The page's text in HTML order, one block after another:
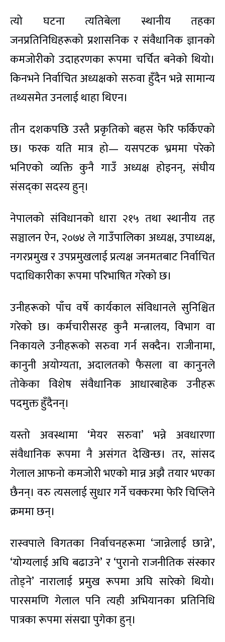
त्यो घटना त्यतिबेला स्थानीय तहका
जनप्रतिनिधिहरूको प्रशासनिक र संवैधानिक ज्ञानको
कमजोरीको उदाहरणका रूपमा चर्चित बनेको थियो।
किनभने निर्वाचित अध्यक्षको सरुवा हुँदैन भन्ने सामान्य
तथ्यसमेत उनलाई थाहा थिएन।
तीन दशकपछि उस्तै प्रकृतिको बहस फेरि फर्किएको
छ। फरक यति मात्र हो— यसपटक भ्रममा परेको
भनिएको व्यक्ति कुनै गाउँ अध्यक्ष होइनन्, संघीय
संसद्का सदस्य हुन्।
नेपालको संविधानको धारा २१५ तथा स्थानीय तह
सञ्चालन ऐन, २०७४ ले गाउँपालिका अध्यक्ष, उपाध्यक्ष,
नगरप्रमुख र उपप्रमुखलाई प्रत्यक्ष जनमतबाट निर्वाचित
पदाधिकारीका रूपमा परिभाषित गरेको छ।
उनीहरूको पाँच वर्षे कार्यकाल संविधानले सुनिश्चित
गरेको छ। कर्मचारीसरह कुनै मन्त्रालय, विभाग वा
निकायले उनीहरूको सरुवा गर्न सक्दैन। राजीनामा,
कानुनी अयोग्यता, अदालतको फैसला वा कानुनले
तोकेका विशेष संवैधानिक आधारबाहेक उनीहरू
पदमुक्त हुँदैनन्।
यस्तो अवस्थामा ‘मेयर सरुवा’ भन्ने अवधारणा
संवैधानिक रूपमा नै असंगत देखिन्छ। तर, सांसद
गेलाल आफनो कमजोरी भएको मान्न अझै तयार भएका
छैनन्। वरु त्यसलाई सुधार गर्ने चक्करमा फेरि चिप्लिने
क्रममा छन्।
रास्वपाले विगतका निर्वाचनहरूमा ‘जान्नेलाई छान्ने’,
‘योग्यलाई अघि बढाउने’ र ‘पुरानो राजनीतिक संस्कार
तोड्ने’ नारालाई प्रमुख रूपमा अघि सारेको थियो।
पारसमणि गेलाल पनि त्यही अभियानका प्रतिनिधि
पात्रका रूपमा संसद्मा पुगेका हुन्।